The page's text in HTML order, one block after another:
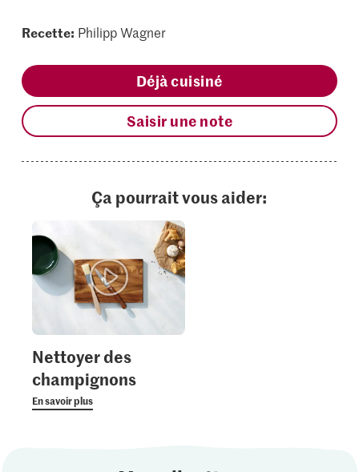
Recette: Philipp Wagner
Déjà cuisiné
Saisir une note
Ça pourrait vous aider:
Nettoyer des
champignons
En savoir plus